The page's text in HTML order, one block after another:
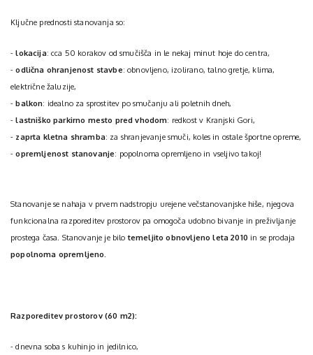
Ključne prednosti stanovanja so:
-lokacija: cca 50 korakov od smučišča in le nekaj minut hoje do centra,
-odlična ohranjenost stavbe: obnovljeno, izolirano, talno gretje, klima,
električne žaluzije,
-balkon: idealno za sprostitev po smučanju ali poletnih dneh,
-lastniško parkirno mesto pred vhodom: redkost v Kranjski Gori,
- zaprta kletna shramba: za shranjevanje smuči, koles in ostale športne opreme,
-opremljenost stanovanje: popolnoma opremljeno in vseljivo takoj!
Stanovanje se nahaja v prvem nadstropju urejene večstanovanjske hiše, njegova
funkcionalna razporeditev prostorov pa omogoča udobno bivanje in preživljanje
prostega časa. Stanovanje je bilotemeljito obnovljeno leta 2010 in se prodaja
popolnoma opremljeno.
Razporeditev prostorov (60 m2):
- dnevna soba s kuhinjo in jedilnico,